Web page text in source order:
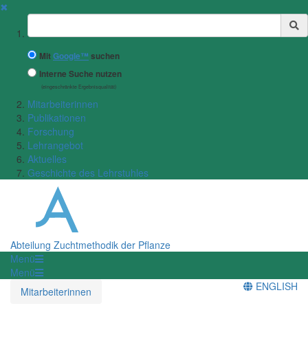
✖
Suchbegriff
MitGoogle™ suchen
Interne Suche nutzen
(eingeschränkte Ergebnisqualität)
Mitarbeiterinnen
Publikationen
Forschung
Lehrangebot
Aktuelles
Geschichte des Lehrstuhles
Abteilung Zuchtmethodik der Pflanze
Menü
Menü
Mitarbeiterinnen
ENGLISH